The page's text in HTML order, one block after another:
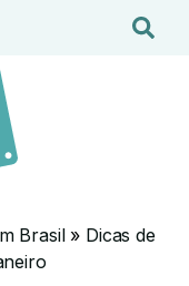
Brasil» Dicas de